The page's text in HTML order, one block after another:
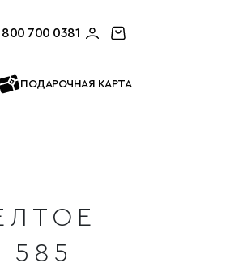
800 700 0381
ПОДАРОЧНАЯ КАРТА